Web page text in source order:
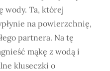
wody. Ta, której
na powierzchnię,
partnera. Na tę
mąkę z wodą i
kluseczki o